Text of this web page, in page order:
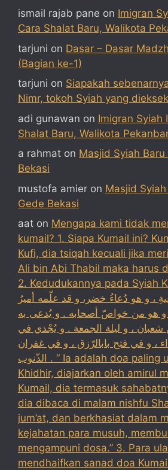
ismail rajab pane on Imigran
Cara Shalat Baru, Walikota
tarjuni on Dasar – Dasar
(Bagian ke-1)
tarjuni on Siapakah
Nimr, tokoh Syiah yang
adi gunawan on Imigran Syiah
Shalat Baru, Walikota
a rahmat on Masjid Syiah
Bekasi
mustofa amier on Masjid
Gede Bekasi
aat on Mengapa kami tidak
kumail? 1. Siapa Kumail ini?
Kufi, dia tsiqah kecuali jika
Ali bin Abi Thabil maka harus
2. Kedudukannya pada Syiah
، و هو دُعاءُ خضر، و قد علّمه أميرُ
، و هو من خواصّ أصحابه . و يُدعى به
، و ليلة الجمعة . و يُجْدي في
، و في فتح بابالرّزق ، و في غفران
الذّنوب . “ Ia adalah doa paling utama, doa
Khidhir, diajarkan oleh amirul
Kumail, dia termasuk
dia dibaca di malam nishfu
jum’at, dan berkhasiat dalam
kejahatan para musuh,
mengampuni dosa.” 3. Para
mendhaifkan sanad doa